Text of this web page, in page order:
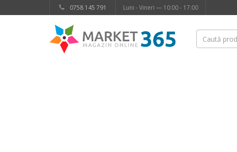
0758 145 791 Luni - Vineri — 10:00 - 17:00